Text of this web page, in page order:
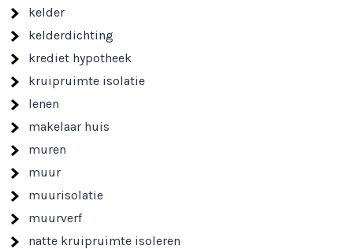
kelder
kelderdichting
krediet hypotheek
kruipruimte isolatie
lenen
makelaar huis
muren
muur
muurisolatie
muurverf
natte kruipruimte isoleren